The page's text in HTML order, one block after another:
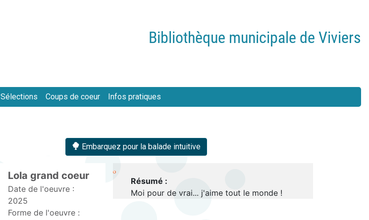
Bibliothèque municipale de Viviers
Sélections Coups de coeur Infos pratiques
Embarquez pour la balade intuitive
Date de l'oeuvre :
2025
Forme de l'oeuvre :
Résumé :
Moi pour de vrai... j'aime tout le monde !